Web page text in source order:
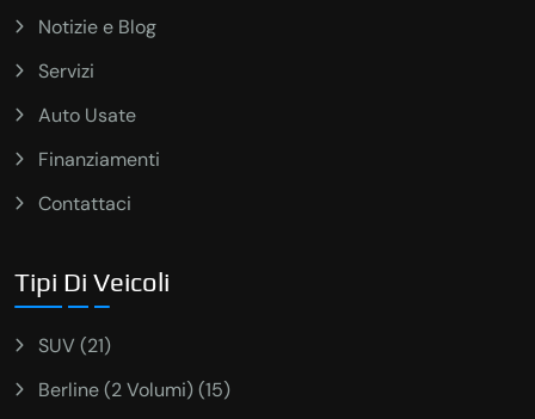
Notizie e Blog
Servizi
Auto Usate
Finanziamenti
Contattaci
Tipi Di Veicoli
SUV (21)
Berline (2 Volumi) (15)